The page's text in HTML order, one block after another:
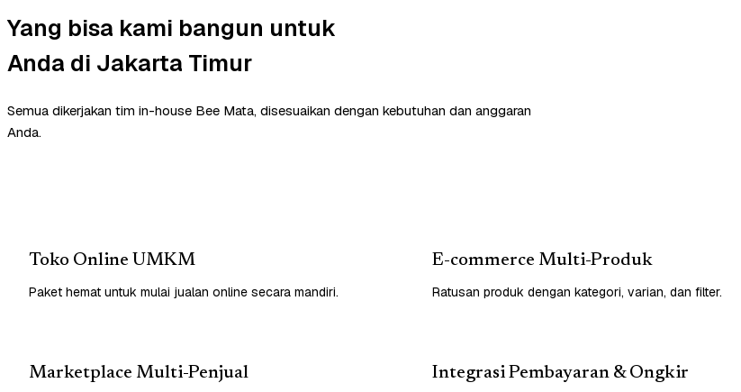
Yang bisa kami bangun untuk
Anda di Jakarta Timur
Semua dikerjakan tim in-house Bee Mata, disesuaikan dengan kebutuhan dan anggaran
Anda.
Toko Online UMKM
Paket hemat untuk mulai jualan online secara mandiri.
E-commerce Multi-Produk
Ratusan produk dengan kategori, varian, dan filter.
Marketplace Multi-Penjual Integrasi Pembayaran & Ongkir